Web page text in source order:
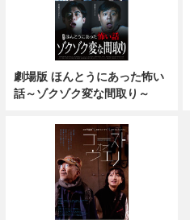
劇場版 ほんとうにあった怖い
話～ゾクゾク変な間取り～